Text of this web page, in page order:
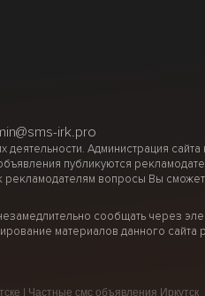
irk.pro
Администрация
публикуются
вопросы Вы
сообщать через
материалов данного
| Частные смс объявления Иркутск